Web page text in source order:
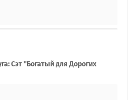
Сэт "Богатый для Дорогих